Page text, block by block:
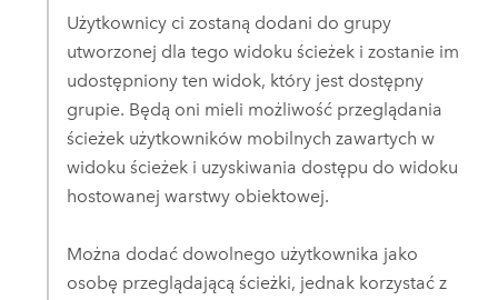
Użytkownicy ci zostaną dodani do grupy
utworzonej dla tego widoku ścieżek i zostanie im
udostępniony ten widok, który jest dostępny
grupie. Będą oni mieli możliwość przeglądania
ścieżek użytkowników mobilnych zawartych w
widoku ścieżek i uzyskiwania dostępu do widoku
hostowanej warstwy obiektowej.
Można dodać dowolnego użytkownika jako
osobę przeglądającą ścieżki, jednak korzystać z